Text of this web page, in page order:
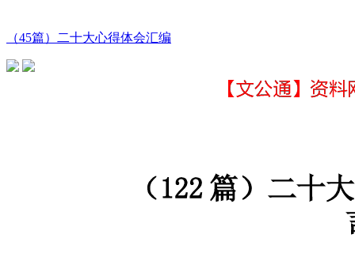
（45篇）二十大心得体会汇编